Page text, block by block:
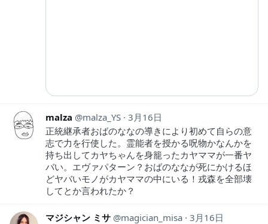
malza malza_YS 3月16日
正統継承者おばのななの導きにより初めて自らの意
志で力を行使した。霊能者を授かる呪物かなんかを
持ち出してカヤちゃんを身籠ったカヤママが一番ヤ
バい。エヴァパターン？おばのななが死にかけるほ
どヤバいモノがカヤママの中にいる！戎森を全部壊
してとか言われたか？
マジシャン ミサ magician_misa 3月16日